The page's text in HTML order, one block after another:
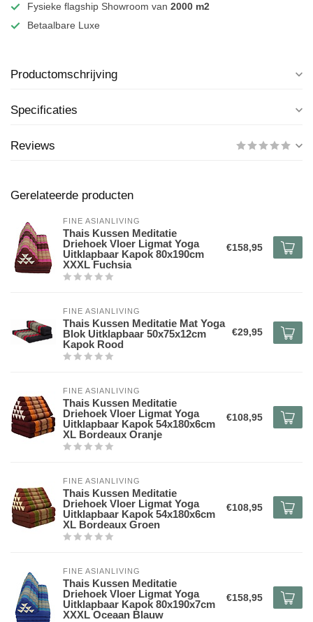
Fysieke flagship Showroom van 2000 m2
Betaalbare Luxe
Productomschrijving
Specificaties
Reviews
Gerelateerde producten
FINE ASIANLIVING
Thais Kussen Meditatie
Driehoek Vloer Ligmat Yoga
Uitklapbaar Kapok 80x190cm
XXXL Fuchsia
€158,95
FINE ASIANLIVING
Thais Kussen Meditatie Mat Yoga
Blok Uitklapbaar 50x75x12cm
Kapok Rood
€29,95
FINE ASIANLIVING
Thais Kussen Meditatie
Driehoek Vloer Ligmat Yoga
Uitklapbaar Kapok 54x180x6cm
XL Bordeaux Oranje
€108,95
FINE ASIANLIVING
Thais Kussen Meditatie
Driehoek Vloer Ligmat Yoga
Uitklapbaar Kapok 54x180x6cm
XL Bordeaux Groen
€108,95
FINE ASIANLIVING
Thais Kussen Meditatie
Driehoek Vloer Ligmat Yoga
Uitklapbaar Kapok 80x190x7cm
XXXL Oceaan Blauw
€158,95